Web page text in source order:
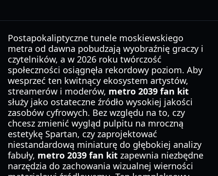
Postapokaliptyczne tunele moskiewskiego
metra od dawna pobudzają wyobraźnię graczy i
czytelników, a w 2026 roku twórczość
społeczności osiągnęła rekordowy poziom. Aby
wesprzeć ten kwitnący ekosystem artystów,
streamerów i moderów, metro 2039 fan kit
służy jako ostateczne źródło wysokiej jakości
zasobów cyfrowych. Bez względu na to, czy
chcesz zmienić wygląd pulpitu na mroczną
estetykę Spartan, czy zaprojektować
niestandardową miniaturę do głębokiej analizy
fabuły, metro 2039 fan kit zapewnia niezbędne
narzędzia do zachowania wizualnej wierności